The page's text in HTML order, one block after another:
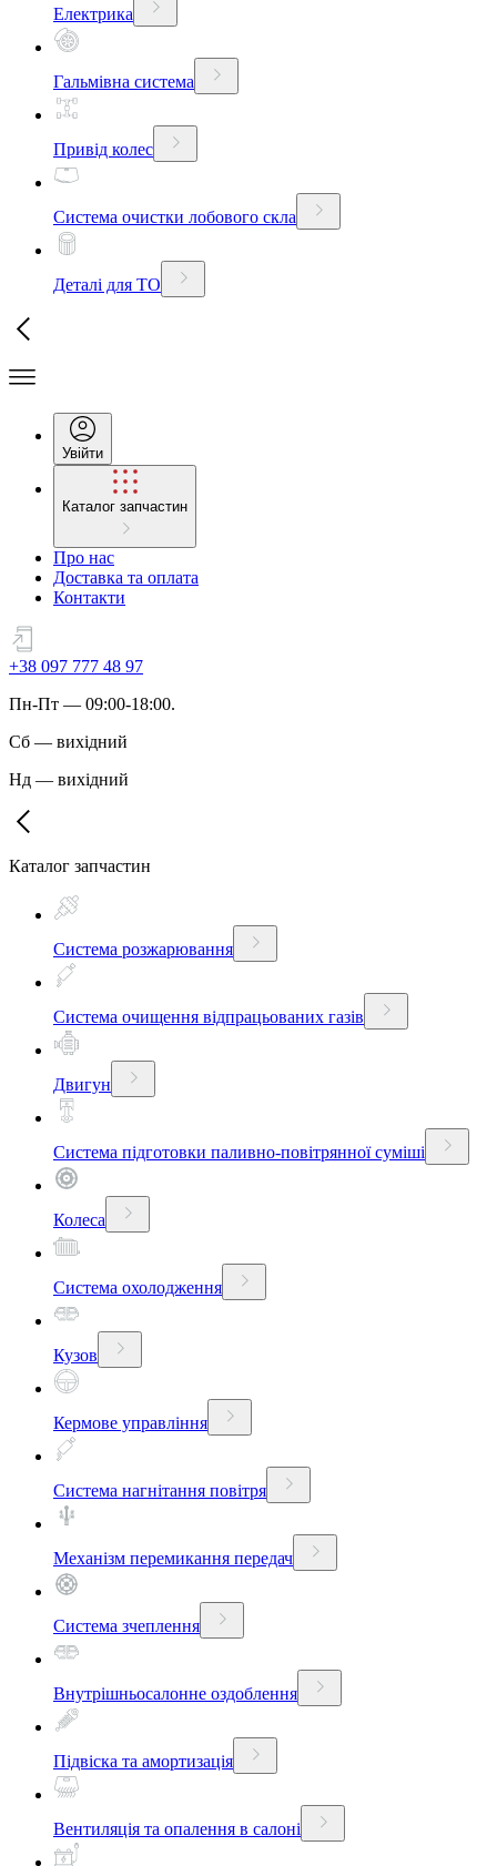
Електрика
Гальмівна система
Привід колес
Система очистки лобового скла
Деталі для ТО
Увійти
Каталог запчастин
Про нас
Доставка та оплата
Контакти
+38 097 777 48 97
Пн-Пт — 09:00-18:00.
Сб — вихідний
Нд — вихідний
Каталог запчастин
Система розжарювання
Система очищення відпрацьованих газів
Двигун
Система підготовки паливно-повітрянної суміші
Колеса
Система охолодження
Кузов
Кермове управління
Система нагнітання повітря
Механізм перемикання передач
Система зчеплення
Внутрішньосалонне оздоблення
Підвіска та амортизація
Вентиляція та опалення в салоні